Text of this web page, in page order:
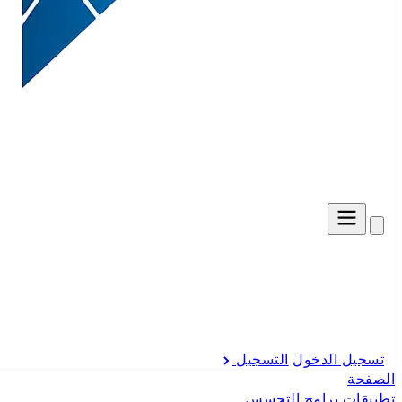
تسجيل الدخول التسجيل
الصفحة